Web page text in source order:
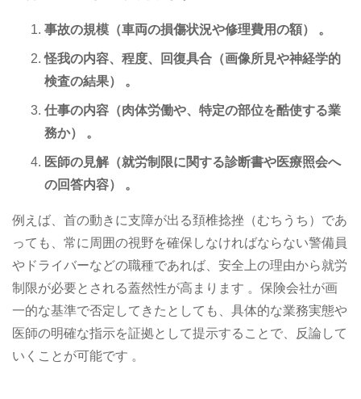
事故の規模（車両の損傷状況や修理費用の額） 。
怪我の内容、程度、回復具合（画像所見や神経学的
検査の結果） 。
仕事の内容（肉体労働や、特定の部位を酷使する業
務か） 。
医師の見解（就労制限に関する診断書や医療照会へ
の回答内容） 。
例えば、首の動きに支障が出る頚椎捻挫（むちうち）であ
っても、常に周囲の視野を確保しなければならない警備員
やドライバーなどの職種であれば、安全上の理由から就労
制限が必要とされる蓋然性が高まります 。保険会社が画
一的な基準で否定してきたとしても、具体的な業務実態や
医師の明確な指示を証拠として提示することで、反論して
いくことが可能です 。